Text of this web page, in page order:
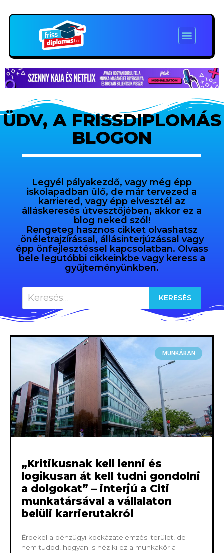
ÜDV, A FRISSDIPLOMÁS
BLOGON
Legyél pályakezdő, vagy még épp
iskolapadban ülő, de már tervezed a
karriered, vagy épp elvesztél az
álláskeresés útvesztőjében, akkor ez a
blog neked szól!
Rengeteg hasznos cikket olvashatsz
önéletrajzírással, állásinterjúzással vagy
épp önfejlesztéssel kapcsolatban. Olvass
bele legutóbbi cikkeinkbe vagy keress a
gyűjteményünkben.
MUNKÁBAN
„Kritikusnak kell lenni és
logikusan át kell tudni gondolni
a dolgokat” – interjú a Citi
munkatársával a vállalaton
belüli karrierutakról
Érdekel a pénzügyi kockázatelemzési terület, de
nem tudod, hogyan is néz ki ez a munkakör a